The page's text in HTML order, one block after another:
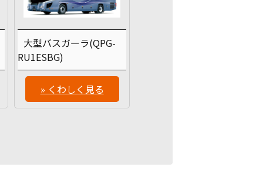
大型バスガーラ(QPG-
RU1ESBG)
» くわしく見る